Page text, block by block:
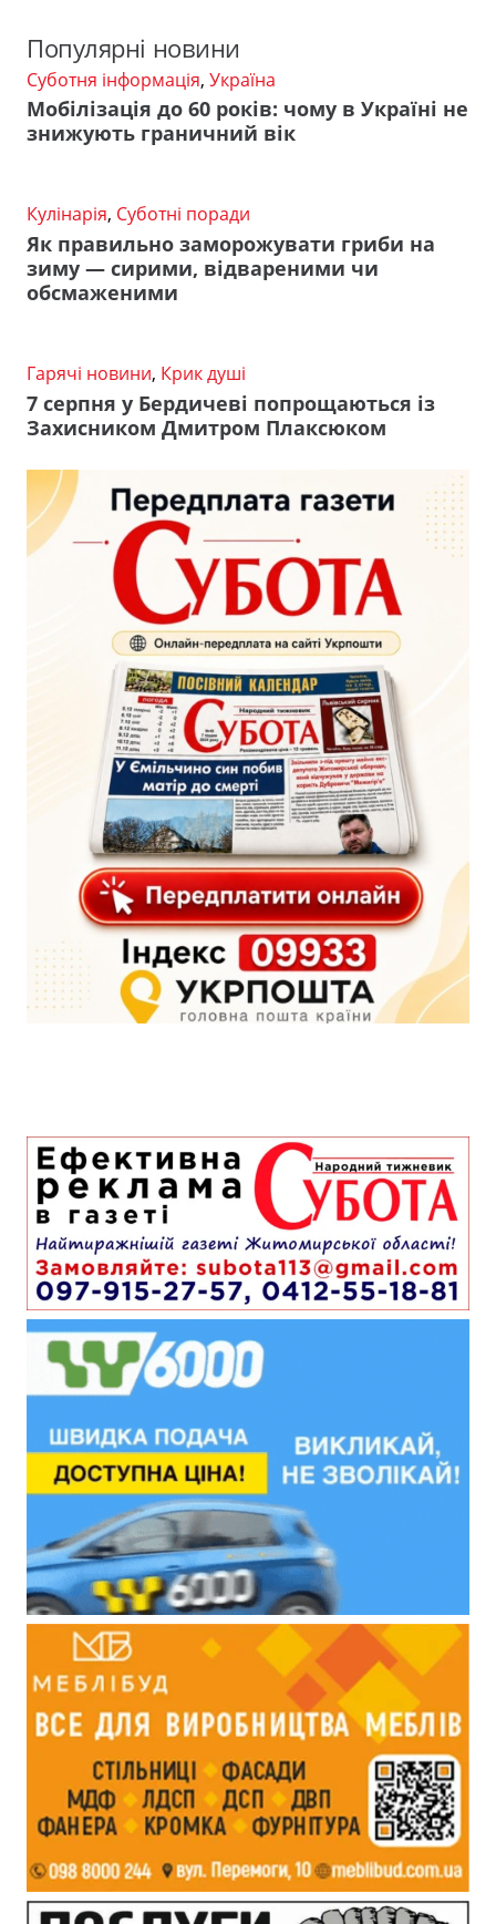
Популярні новини
Суботня інформація, Україна
Мобілізація до 60 років: чому в Україні не
знижують граничний вік
Кулінарія, Суботні поради
Як правильно заморожувати гриби на
зиму — сирими, відвареними чи
обсмаженими
Гарячі новини, Крик душі
7 серпня у Бердичеві попрощаються із
Захисником Дмитром Плаксюком